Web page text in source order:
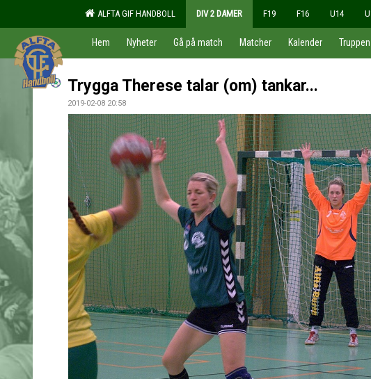
ALFTA GIF HANDBOLL DIV 2 DAMER F19 F16 U14
Hem Nyheter Gå på match Matcher Kalender Truppen
Trygga Therese talar (om) tankar...
2019-02-08 20:58